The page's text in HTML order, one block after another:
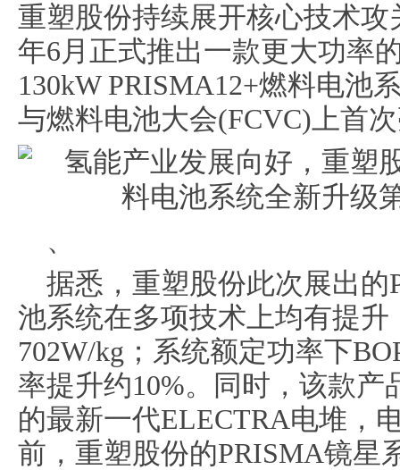
重塑股份持续展开核心技术
年6月正式推出一款更大功
130kW PRISMA12+燃料电池
与燃料电池大会(FCVC)上首
、
据悉，重塑股份此次展出的
池系统在多项技术上均有提
702W/kg；系统额定功率下
率提升约10%。同时，该款
的最新一代ELECTRA电堆，
前，重塑股份的PRISMA镜星